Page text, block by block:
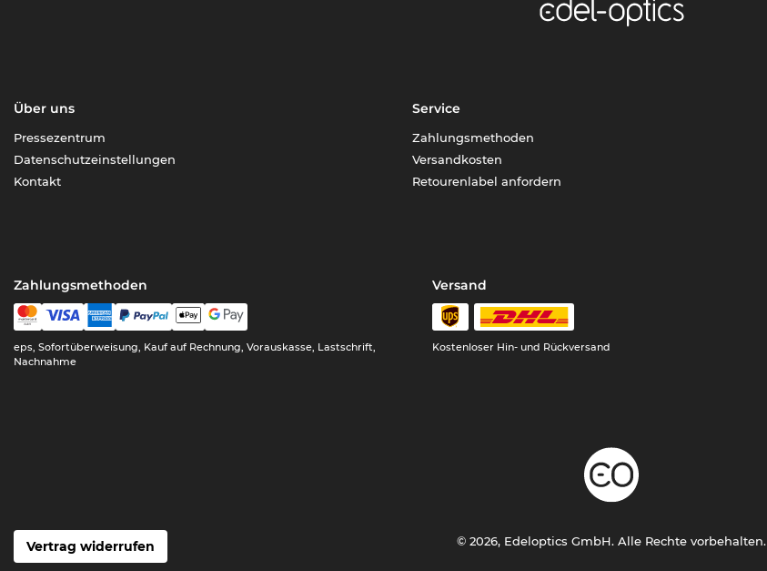
Über uns
Pressezentrum
Datenschutzeinstellungen
Kontakt
Service
Zahlungsmethoden
Versandkosten
Retourenlabel anfordern
Zahlungsmethoden
eps, Sofortüberweisung, Kauf auf Rechnung, Vorauskasse, Lastschrift,
Nachnahme
Versand
Kostenloser Hin- und Rückversand
Vertrag widerrufen © 2026, Edeloptics GmbH. Alle Rechte vorbehalten.